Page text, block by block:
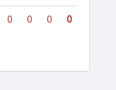
0 0 0 0